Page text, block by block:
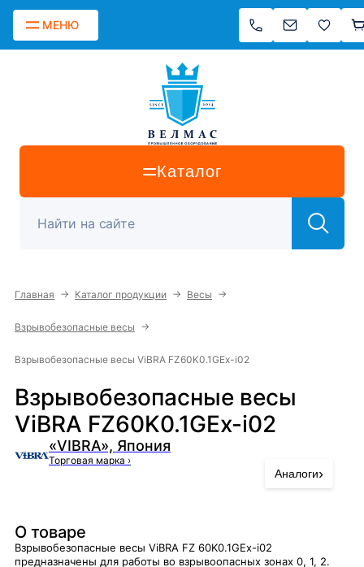
МЕНЮ
Каталог
Главная → Каталог продукции → Весы →
Взрывобезопасные весы →
Взрывобезопасные весы ViBRA FZ60K0.1GEx-i02
Взрывобезопасные весы
ViBRA FZ60K0.1GEx-i02
«VIBRA», Япония
Торговая марка ›
Аналоги›
О товаре
Взрывобезопасные весы ViBRA FZ 60K0.1GEx-i02
предназначены для работы во взрывоопасных зонах 0, 1, 2.